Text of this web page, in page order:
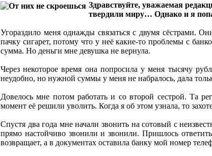
Здравствуйте, уважаемая
твердили миру… Однако и я
Угораздило меня однажды связаться с двумя сёстрами.
пачку сигарет, потому что у неё какие-то проблемы с
сумма. Но деньги мне девушка не вернула.
Через некоторое время она попросила у меня тысячу
неудобно, но нужной суммы у меня не набралось, дала
Довелось мне потом работать и со второй сестрой. Та
момент её решили уволить. Когда я об этом узнала, то
Спустя два года мне начали звонить на сотовый с
прямо настойчиво звонили и звонили. Пришлось
возвращает, а в документах оставила банку мой номер